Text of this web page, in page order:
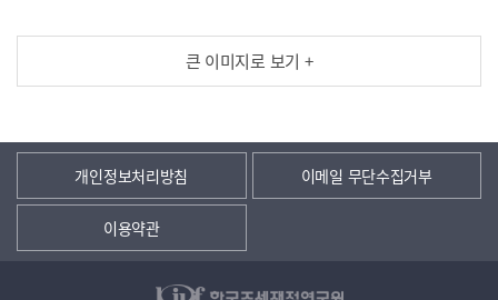
큰 이미지로 보기 +
개인정보처리방침 이메일 무단수집거부
이용약관